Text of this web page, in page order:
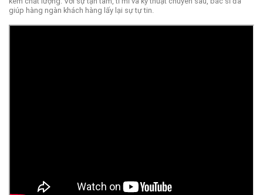
giúp hàng ngàn khách hàng lấy lại sự tự tin.